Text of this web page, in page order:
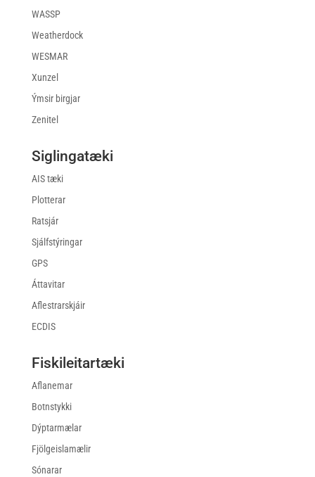
WASSP
Weatherdock
WESMAR
Xunzel
Ýmsir birgjar
Zenitel
Siglingatæki
AIS tæki
Plotterar
Ratsjár
Sjálfstýringar
GPS
Áttavitar
Aflestrarskjáir
ECDIS
Fiskileitartæki
Aflanemar
Botnstykki
Dýptarmælar
Fjölgeislamælir
Sónarar